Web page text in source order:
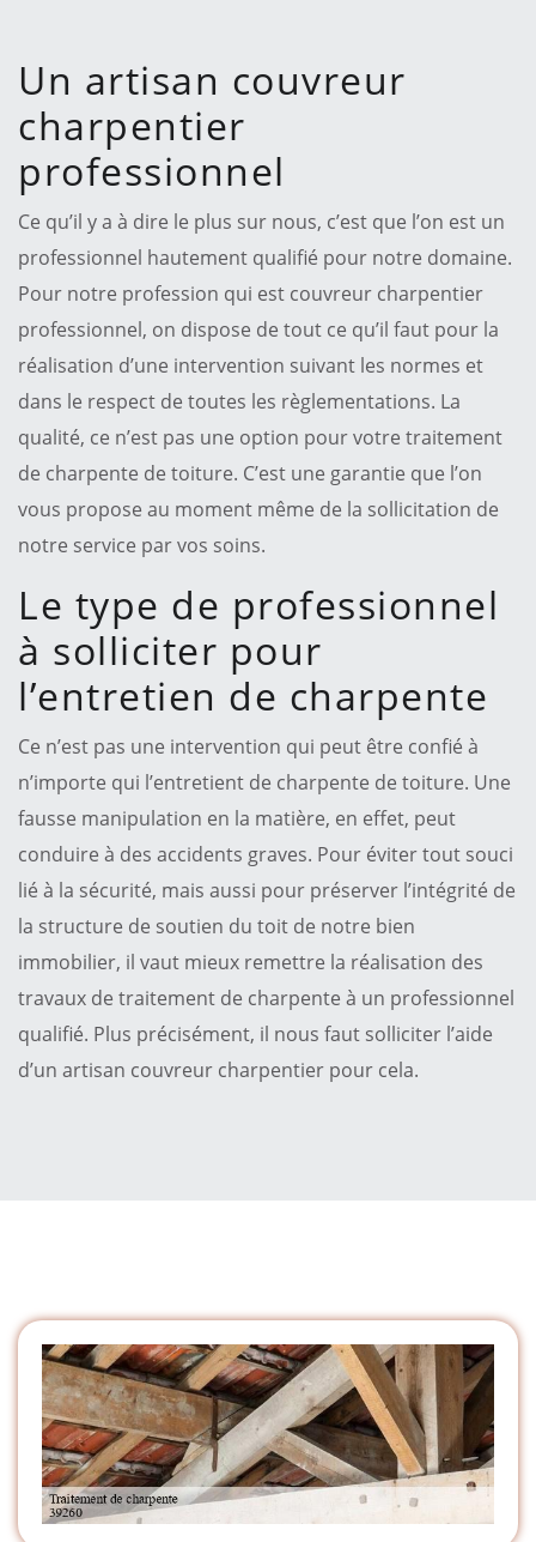
Un artisan couvreur
charpentier
professionnel
Ce qu’il y a à dire le plus sur nous, c’est que l’on est un
professionnel hautement qualifié pour notre domaine.
Pour notre profession qui est couvreur charpentier
professionnel, on dispose de tout ce qu’il faut pour la
réalisation d’une intervention suivant les normes et
dans le respect de toutes les règlementations. La
qualité, ce n’est pas une option pour votre traitement
de charpente de toiture. C’est une garantie que l’on
vous propose au moment même de la sollicitation de
notre service par vos soins.
Le type de professionnel
à solliciter pour
l’entretien de charpente
Ce n’est pas une intervention qui peut être confié à
n’importe qui l’entretient de charpente de toiture. Une
fausse manipulation en la matière, en effet, peut
conduire à des accidents graves. Pour éviter tout souci
lié à la sécurité, mais aussi pour préserver l’intégrité de
la structure de soutien du toit de notre bien
immobilier, il vaut mieux remettre la réalisation des
travaux de traitement de charpente à un professionnel
qualifié. Plus précisément, il nous faut solliciter l’aide
d’un artisan couvreur charpentier pour cela.